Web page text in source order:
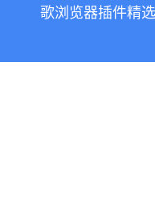
歌浏览器插件精选